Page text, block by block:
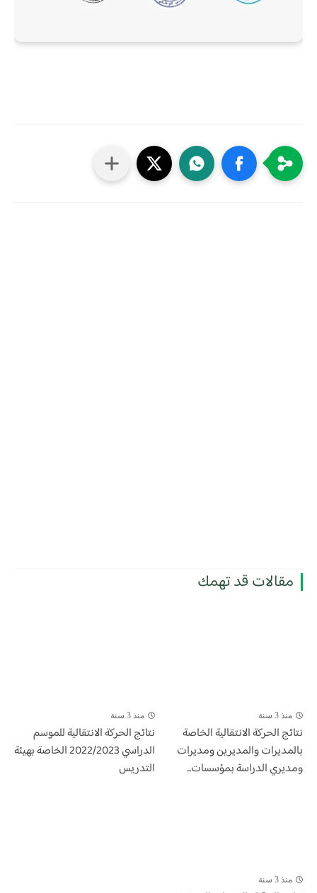
مقالات قد تهمك
منذ 3 سنة
نتائج الحركة الانتقالية الخاصة
بالمديرات والمديرين ومديرات
ومديري الدراسة بمؤسسات...
منذ 3 سنة
نتائج الحركة الانتقالية للموسم
الدراسي 2022/2023 الخاصة بهيئة
التدريس
منذ 3 سنة